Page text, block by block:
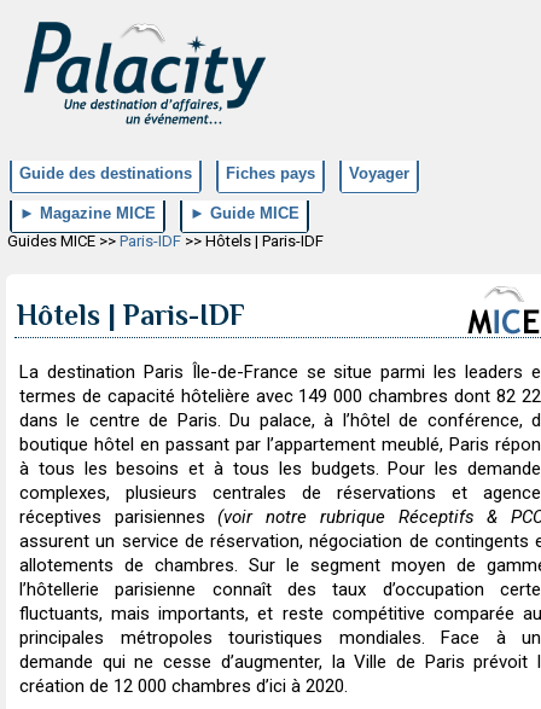
Guide des destinations Fiches pays Voyager
► Magazine MICE
► Guide MICE
Guides MICE >> Paris-IDF >> Hôtels | Paris-IDF
Hôtels | Paris-IDF
La destination Paris Île-de-France se situe parmi les leaders
termes de capacité hôtelière avec 149 000 chambres dont 82
dans le centre de Paris. Du palace, à l’hôtel de conférence,
boutique hôtel en passant par l’appartement meublé, Paris
à tous les besoins et à tous les budgets. Pour les
complexes, plusieurs centrales de réservations et
réceptives parisiennes(voir notre rubrique Réceptifs &
assurent un service de réservation, négociation de contingents
allotements de chambres. Sur le segment moyen de
l’hôtellerie parisienne connaît des taux d’occupation
fluctuants, mais importants, et reste compétitive comparée
principales métropoles touristiques mondiales. Face à
demande qui ne cesse d’augmenter, la Ville de Paris prévoit
création de 12 000 chambres d’ici à 2020.